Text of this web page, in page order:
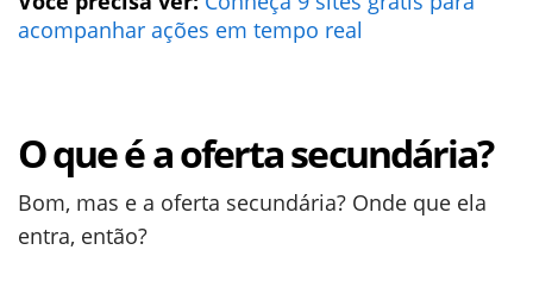
acompanhar ações em tempo real
O que é a oferta secundária?
Bom, mas e a oferta secundária? Onde que ela
entra, então?